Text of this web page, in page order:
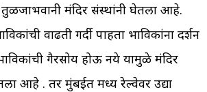
तुळजाभवानी मंदिर संस्थांनी घेतला आहे.
वाढती गर्दी पाहता भाविकांना दर्शन
गैरसोय होऊ नये यामुळे मंदिर
आहे . तर मुंबईत मध्य रेल्वेवर उद्या